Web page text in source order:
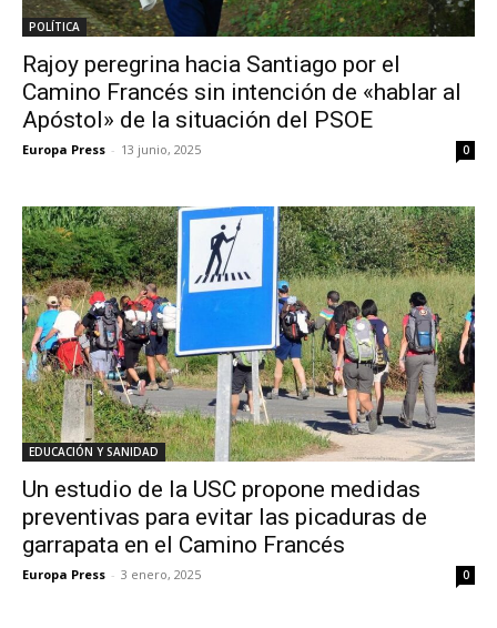
POLÍTICA
Rajoy peregrina hacia Santiago por el
Camino Francés sin intención de «hablar al
Apóstol» de la situación del PSOE
Europa Press - 13 junio, 2025 0
EDUCACIÓN Y SANIDAD
Un estudio de la USC propone medidas
preventivas para evitar las picaduras de
garrapata en el Camino Francés
Europa Press - 3 enero, 2025 0